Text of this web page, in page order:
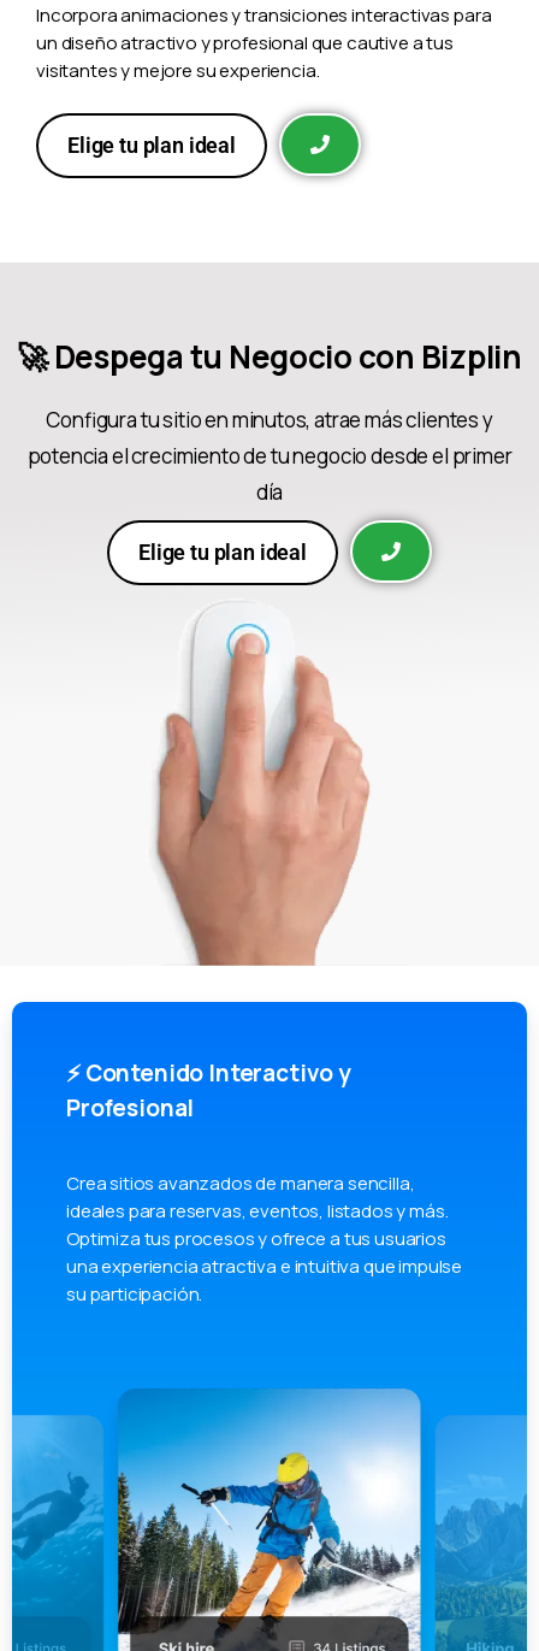
Incorpora animaciones y transiciones interactivas para
un diseño atractivo y profesional que cautive a tus
visitantes y mejore su experiencia.
Elige tu plan ideal
🚀 Despega tu Negocio con Bizplin
Configura tu sitio en minutos, atrae más clientes y
potencia el crecimiento de tu negocio desde el primer
día
Elige tu plan ideal
⚡ Contenido Interactivo y
Profesional
Crea sitios avanzados de manera sencilla,
ideales para reservas, eventos, listados y más.
Optimiza tus procesos y ofrece a tus usuarios
una experiencia atractiva e intuitiva que impulse
su participación.